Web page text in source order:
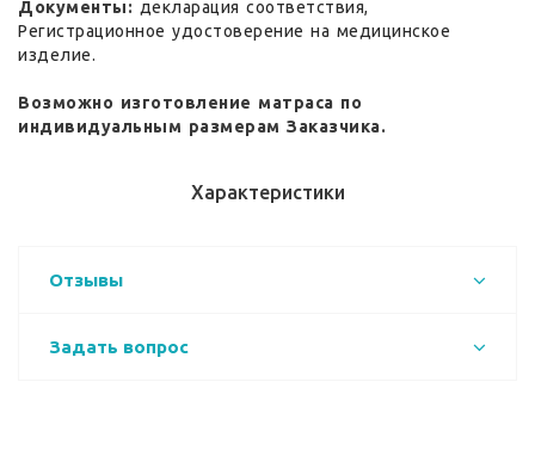
Документы: декларация соответствия,
Регистрационное удостоверение на медицинское
изделие.
Возможно изготовление матраса по
индивидуальным размерам Заказчика.
Характеристики
Отзывы
Задать вопрос